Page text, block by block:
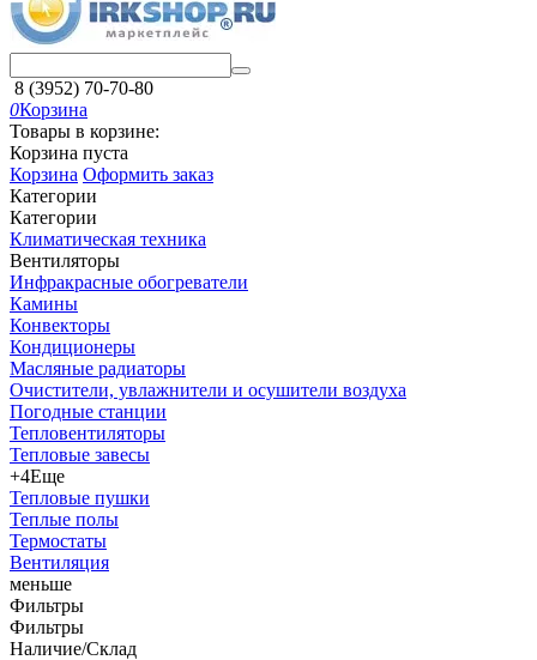
8 (3952) 70-70-80
0Корзина
Товары в корзине:
Корзина пуста
Корзина Оформить заказ
Категории
Категории
Климатическая техника
Вентиляторы
Инфракрасные обогреватели
Камины
Конвекторы
Кондиционеры
Масляные радиаторы
Очистители, увлажнители и осушители воздуха
Погодные станции
Тепловентиляторы
Тепловые завесы
+4Еще
Тепловые пушки
Теплые полы
Термостаты
Вентиляция
меньше
Фильтры
Фильтры
Наличие/Склад